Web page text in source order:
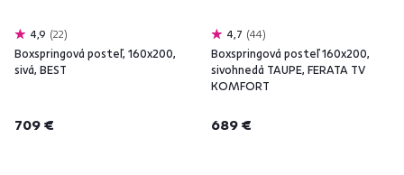
4,9 22
Boxspringová posteľ, 160x200,
sivá, BEST
709 €
4,7 44
Boxspringová posteľ 160x200,
sivohnedá TAUPE, FERATA TV
KOMFORT
689 €